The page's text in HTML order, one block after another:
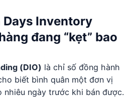
Days Inventory
đang “kẹt” bao
(DIO) là chỉ số đồng hành
biết bình quân một đơn vị
nhiêu ngày trước khi bán được.